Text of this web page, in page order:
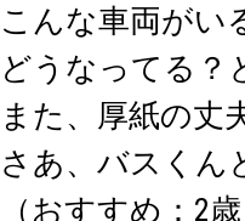
こんな車両がい
どうなってる？
また、厚紙の丈
さあ、バスくん
（おすすめ：2歳